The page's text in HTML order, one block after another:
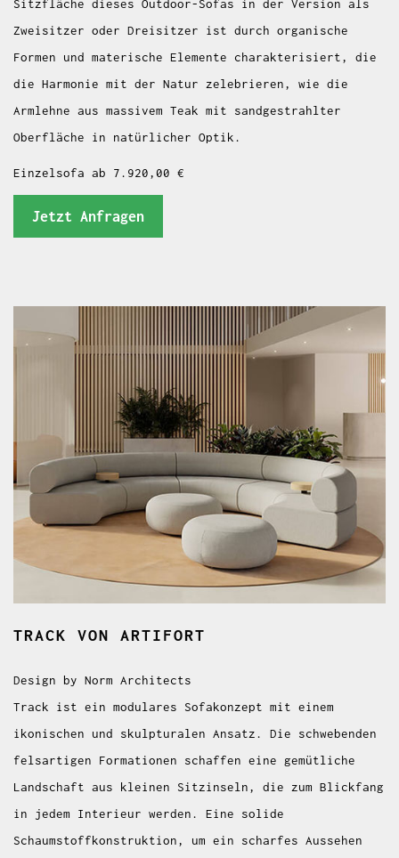
Sitzfläche dieses Outdoor-Sofas in der Version als
Zweisitzer oder Dreisitzer ist durch organische
Formen und materische Elemente charakterisiert, die
die Harmonie mit der Natur zelebrieren, wie die
Armlehne aus massivem Teak mit sandgestrahlter
Oberfläche in natürlicher Optik.
Einzelsofa ab 7.920,00 €
Jetzt Anfragen
TRACK VON ARTIFORT
Design by Norm Architects
Track ist ein modulares Sofakonzept mit einem
ikonischen und skulpturalen Ansatz. Die schwebenden
felsartigen Formationen schaffen eine gemütliche
Landschaft aus kleinen Sitzinseln, die zum Blickfang
in jedem Interieur werden. Eine solide
Schaumstoffkonstruktion, um ein scharfes Aussehen